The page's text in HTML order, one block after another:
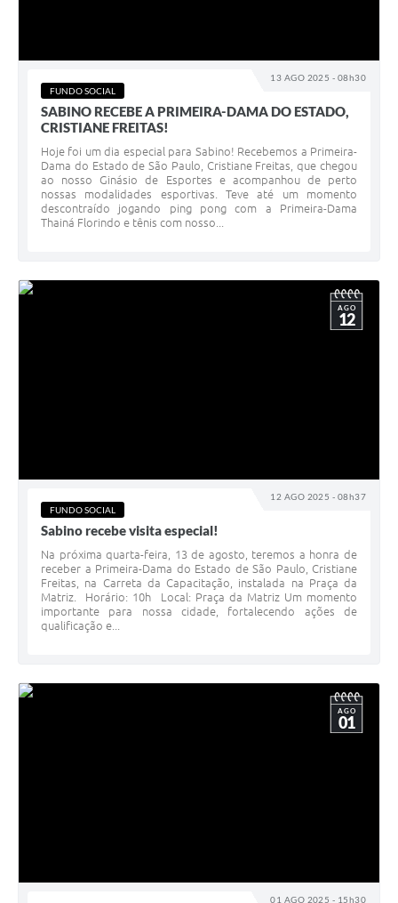
13 AGO 2025 - 08h30
FUNDO SOCIAL
SABINO RECEBE A PRIMEIRA-DAMA DO ESTADO,
CRISTIANE FREITAS!
Hoje foi um dia especial para Sabino! Recebemos a Primeira-
Dama do Estado de São Paulo, Cristiane Freitas, que chegou
ao nosso Ginásio de Esportes e acompanhou de perto
nossas modalidades esportivas. Teve até um momento
descontraído jogando ping pong com a Primeira-Dama
Thainá Florindo e tênis com nosso...
12 AGO 2025 - 08h37
AGO
12
FUNDO SOCIAL
Sabino recebe visita especial!
Na próxima quarta-feira, 13 de agosto, teremos a honra de
receber a Primeira-Dama do Estado de São Paulo, Cristiane
Freitas, na Carreta da Capacitação, instalada na Praça da
Matriz. Horário: 10h Local: Praça da Matriz Um momento
importante para nossa cidade, fortalecendo ações de
qualificação e...
01 AGO 2025 - 15h30
AGO
01